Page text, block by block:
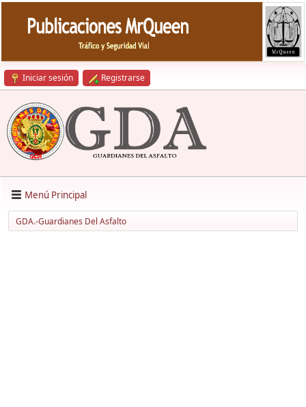
Iniciar sesión Registrarse
Menú Principal
GDA.-Guardianes Del Asfalto